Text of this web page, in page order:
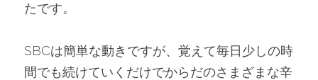
たです。
SBCは簡単な動きですが、覚えて毎日少しの時
間でも続けていくだけでからだのさまざまな辛